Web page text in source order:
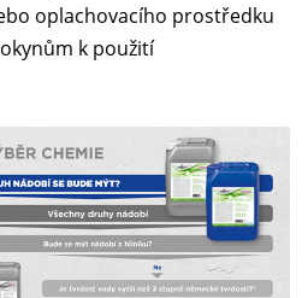
oplachovacího prostředku
k použití